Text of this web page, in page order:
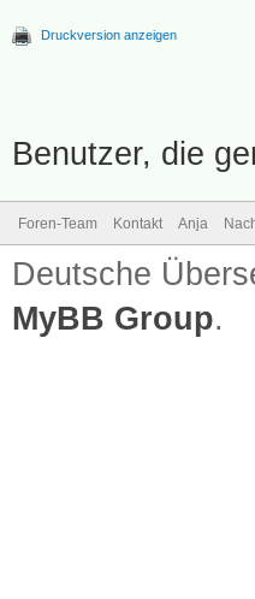
Druckversion anzeigen
Benutzer, die
Foren-Team Kontakt Anja
Deutsche
MyBB Group.